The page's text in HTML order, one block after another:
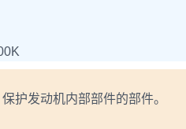
发动机内部部件的部件。